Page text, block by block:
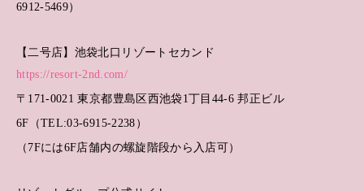
6912-5469）
【二号店】池袋北口リゾートセカンド
https://resort-2nd.com/
〒171-0021 東京都豊島区西池袋1丁目44-6 邦正ビル
6F（TEL:03-6915-2238）
（7Fには6F店舗内の螺旋階段から入店可）